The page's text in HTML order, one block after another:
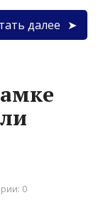
далее
0